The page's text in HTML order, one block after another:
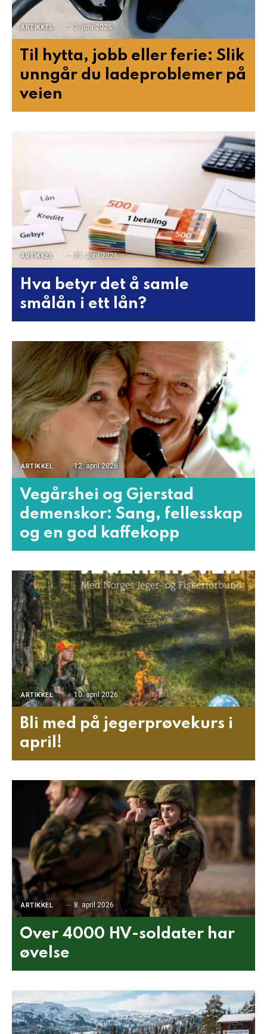
ARTIKKEL 3. juni 2026
Til hytta, jobb eller ferie: Slik
unngår du ladeproblemer på
veien
ARTIKKEL 21. april 2026
Hva betyr det å samle
smålån i ett lån?
ARTIKKEL 12. april 2026
Vegårshei og Gjerstad
demenskor: Sang, fellesskap
og en god kaffekopp
ARTIKKEL 10. april 2026
Bli med på jegerprøvekurs i
april!
ARTIKKEL 8. april 2026
Over 4000 HV-soldater har
øvelse